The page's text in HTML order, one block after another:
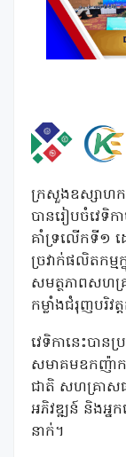
ក្រសួងឧស្សាហកម្
បានរៀបចំវេទិក
គាំទ្រលើកទី១
ច្រវាក់ផលិតកម្ម
សមត្ថភាពសហគ្
កម្លាំងជំរុញបរិវ
វេទិកានេះបា
សមាគមឧកញ៉ាក
ជាតិ សហគ្រាស
អភិវឌ្ឍន៍ និងអ្
នាក់។